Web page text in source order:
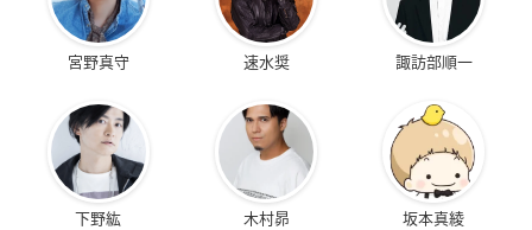
宮野真守 速水奨 諏訪部順一
下野紘 木村昴 坂本真綾